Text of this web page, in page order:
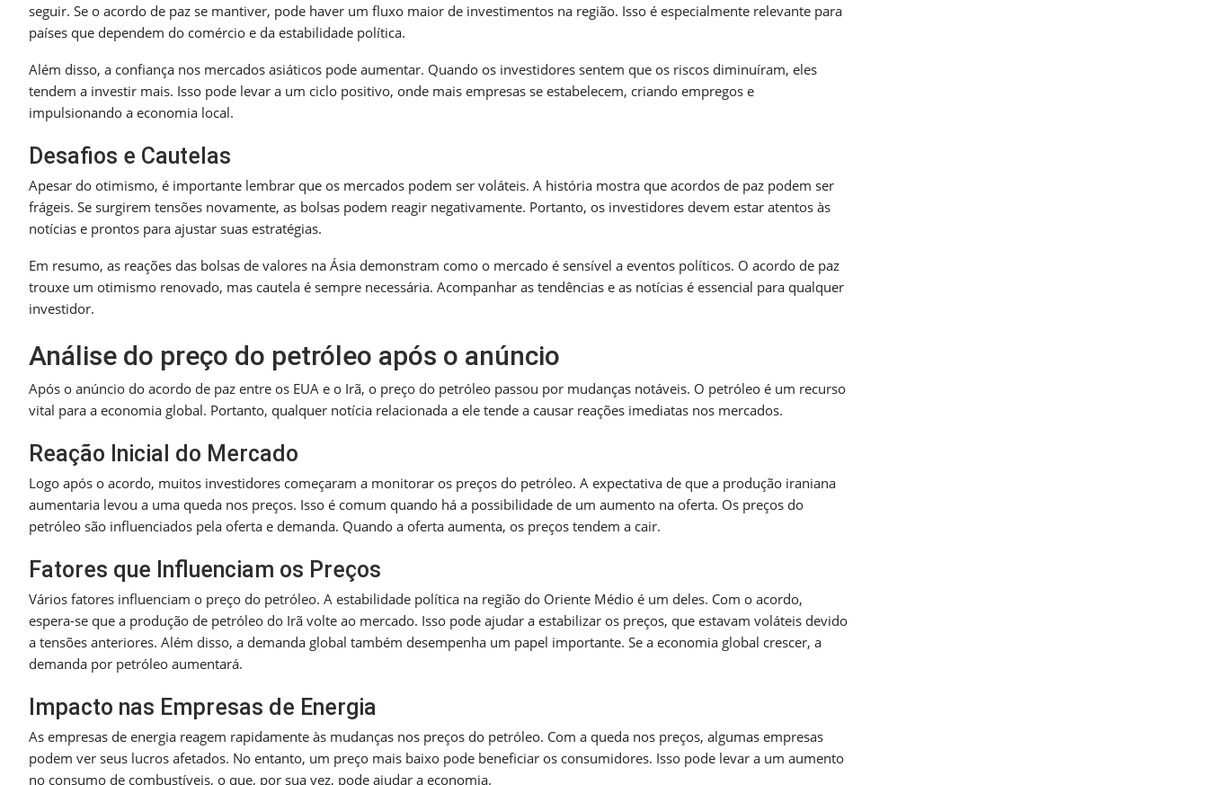
seguir. Se o acordo de paz se mantiver, pode haver um fluxo maior de investimentos na região. Isso é especialmente relevante para
países que dependem do comércio e da estabilidade política.
Além disso, a confiança nos mercados asiáticos pode aumentar. Quando os investidores sentem que os riscos diminuíram, eles
tendem a investir mais. Isso pode levar a um ciclo positivo, onde mais empresas se estabelecem, criando empregos e
impulsionando a economia local.
Desafios e Cautelas
Apesar do otimismo, é importante lembrar que os mercados podem ser voláteis. A história mostra que acordos de paz podem ser
frágeis. Se surgirem tensões novamente, as bolsas podem reagir negativamente. Portanto, os investidores devem estar atentos às
notícias e prontos para ajustar suas estratégias.
Em resumo, as reações das bolsas de valores na Ásia demonstram como o mercado é sensível a eventos políticos. O acordo de paz
trouxe um otimismo renovado, mas cautela é sempre necessária. Acompanhar as tendências e as notícias é essencial para qualquer
investidor.
Análise do preço do petróleo após o anúncio
Após o anúncio do acordo de paz entre os EUA e o Irã, o preço do petróleo passou por mudanças notáveis. O petróleo é um recurso
vital para a economia global. Portanto, qualquer notícia relacionada a ele tende a causar reações imediatas nos mercados.
Reação Inicial do Mercado
Logo após o acordo, muitos investidores começaram a monitorar os preços do petróleo. A expectativa de que a produção iraniana
aumentaria levou a uma queda nos preços. Isso é comum quando há a possibilidade de um aumento na oferta. Os preços do
petróleo são influenciados pela oferta e demanda. Quando a oferta aumenta, os preços tendem a cair.
Fatores que Influenciam os Preços
Vários fatores influenciam o preço do petróleo. A estabilidade política na região do Oriente Médio é um deles. Com o acordo,
espera-se que a produção de petróleo do Irã volte ao mercado. Isso pode ajudar a estabilizar os preços, que estavam voláteis devido
a tensões anteriores. Além disso, a demanda global também desempenha um papel importante. Se a economia global crescer, a
demanda por petróleo aumentará.
Impacto nas Empresas de Energia
As empresas de energia reagem rapidamente às mudanças nos preços do petróleo. Com a queda nos preços, algumas empresas
podem ver seus lucros afetados. No entanto, um preço mais baixo pode beneficiar os consumidores. Isso pode levar a um aumento
no consumo de combustíveis, o que, por sua vez, pode ajudar a economia.